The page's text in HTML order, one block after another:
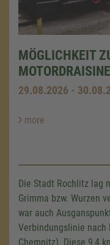
MÖGLICHKEIT
29.08.2026 -
more
Die Stadt Rochlitz lag
Grimma bzw. Wurzen
war auch
Verbindungslinie
Chemnitz). Diese 9,4